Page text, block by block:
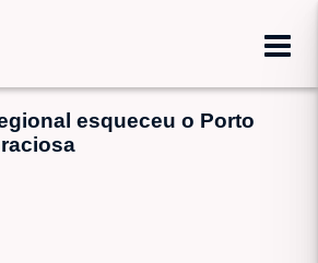
esqueceu o Porto